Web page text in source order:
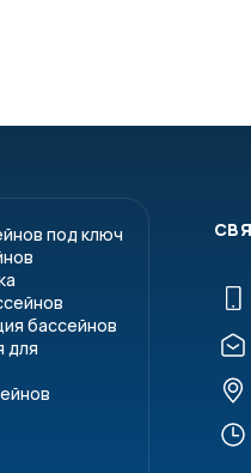
под ключ
бассейнов
для